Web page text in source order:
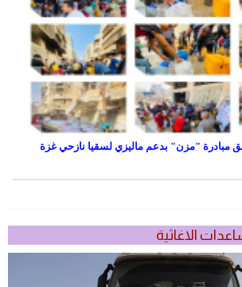
مبادرة "مزن" بدعم ماليزي لسقيا نازحي غزة
الاغاثية